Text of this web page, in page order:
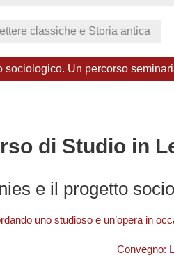
classiche e Storia antica
sociologico. Un percorso
di Studio in
e il progetto
uno studioso e un’opera in
Convegno: